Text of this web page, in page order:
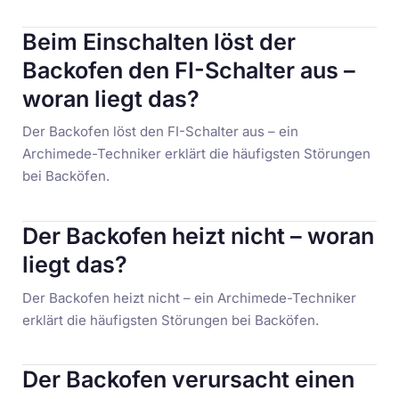
Beim Einschalten löst der
Backofen den FI-Schalter aus –
woran liegt das?
Der Backofen löst den FI-Schalter aus – ein
Archimede-Techniker erklärt die häufigsten Störungen
bei Backöfen.
Der Backofen heizt nicht – woran
liegt das?
Der Backofen heizt nicht – ein Archimede-Techniker
erklärt die häufigsten Störungen bei Backöfen.
Der Backofen verursacht einen